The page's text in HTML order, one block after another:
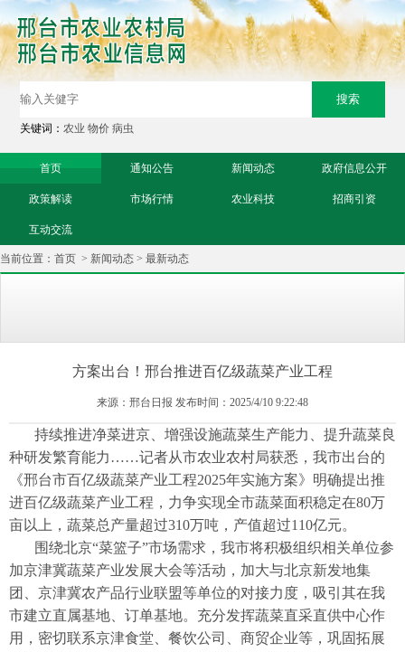
关键词：农业 物价 病虫
首页 通知公告 新闻动态 政府信息公开
政策解读 市场行情 农业科技 招商引资
互动交流
当前位置： 首页 > 新闻动态 > 最新动态
方案出台！邢台推进百亿级蔬菜产业工程
来源：邢台日报 发布时间：2025/4/10 9:22:48
持续推进净菜进京、增强设施蔬菜生产能力、提升蔬菜良
种研发繁育能力……记者从市农业农村局获悉，我市出台的
《邢台市百亿级蔬菜产业工程2025年实施方案》明确提出推
进百亿级蔬菜产业工程，力争实现全市蔬菜面积稳定在80万
亩以上，蔬菜总产量超过310万吨，产值超过110亿元。
围绕北京“菜篮子”市场需求，我市将积极组织相关单位参
加京津冀蔬菜产业发展大会等活动，加大与北京新发地集
团、京津冀农产品行业联盟等单位的对接力度，吸引其在我
市建立直属基地、订单基地。充分发挥蔬菜直采直供中心作
用，密切联系京津食堂、餐饮公司、商贸企业等，巩固拓展